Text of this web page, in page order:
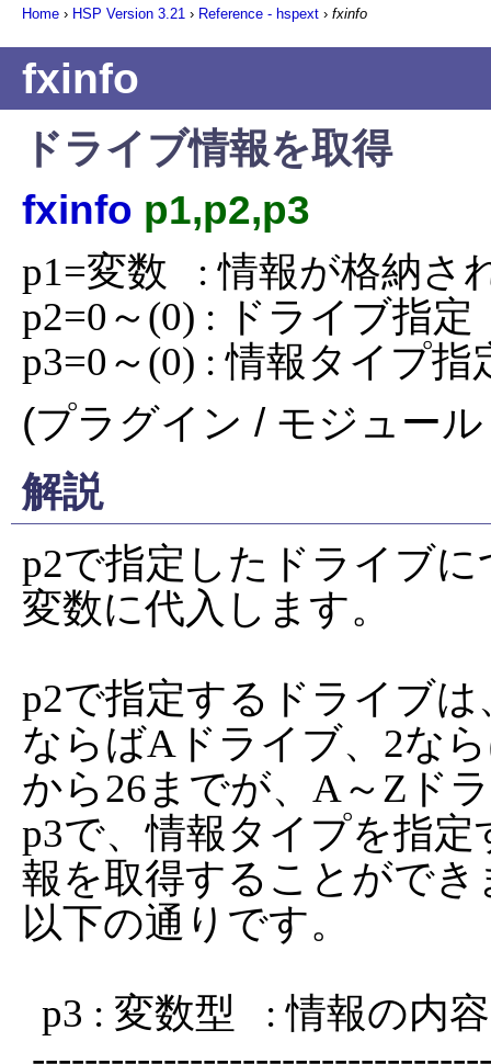
Home › HSP Version 3.21 › Reference - hspext › fxinfo
fxinfo
ドライブ情報を取得
fxinfo p1,p2,p3
p1=変数   : 情報が格納さ
p2=0～(0) : ドライブ指定
p3=0～(0) : 情報タイプ指
(プラグイン / モジュー
解説
p2で指定したドライブ
変数に代入します。
p2で指定するドライブ
ならばAドライブ、2な
から26までが、A～Zド
p3で、情報タイプを指
報を取得することがで
以下の通りです。